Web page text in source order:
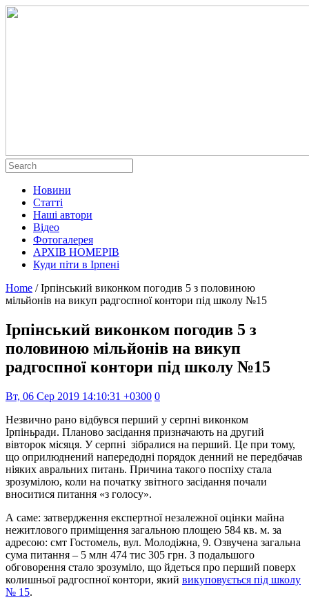
Новини
Статті
Наші автори
Відео
Фотогалерея
АРХІВ НОМЕРІВ
Куди піти в Ірпені
Home / Ірпінський виконком погодив 5 з половиною
мільйонів на викуп радгоспної контори під школу №15
Ірпінський виконком погодив 5 з
половиною мільйонів на викуп
радгоспної контори під школу №15
Вт, 06 Сер 2019 14:10:31 +0300 0
Незвично рано відбувся перший у серпні виконком
Ірпіньради. Планово засідання призначають на другий
вівторок місяця. У серпні зібралися на перший. Це при тому,
що оприлюднений напередодні порядок денний не передбачав
ніяких авральних питань. Причина такого поспіху стала
зрозумілою, коли на початку звітного засідання почали
вноситися питання «з голосу».
А саме: затвердження експертної незалежної оцінки майна
нежитлового приміщення загальною площею 584 кв. м. за
адресою: смт Гостомель, вул. Молодіжна, 9. Озвучена загальна
сума питання – 5 млн 474 тис 305 грн. З подальшого
обговорення стало зрозуміло, що йдеться про перший поверх
колишньої радгоспної контори, який викуповується під школу
№ 15.